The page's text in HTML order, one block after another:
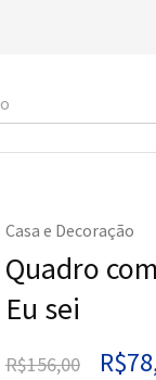
Casa e Decoração
Quadro
Eu sei
R$156,00 R$